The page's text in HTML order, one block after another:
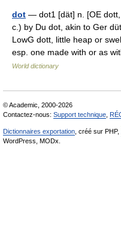
dot — dot1 [dät] n. [OE
c.) by Du dot, akin to Ger
LowG dott, little heap or
esp. one made with or as
World dictionary
© Academic, 2000-2026
Contactez-nous: Support technique
Dictionnaires exportation , créé sur PHP,
WordPress, MODx.